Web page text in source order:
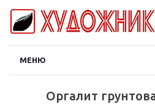
МЕНЮ
Оргалит